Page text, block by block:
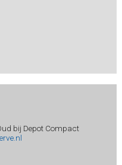
bij Depot Compact